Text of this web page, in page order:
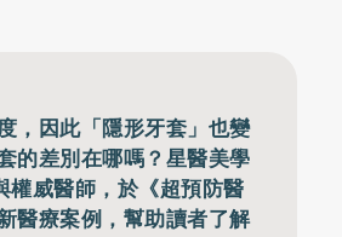
，因此「隱形牙套」也變
的差別在哪嗎？星醫美學
威醫師，於《超預防醫
醫療案例，幫助讀者了解